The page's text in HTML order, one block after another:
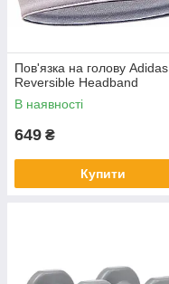
Пов'язка на голову Adidas
Reversible Headband
В наявності
649 ₴
Купити